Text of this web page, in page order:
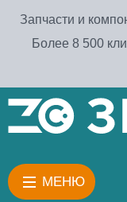
Запчасти и
Более 8 500
МЕНЮ